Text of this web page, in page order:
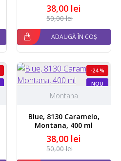
38,00 lei
50,00 lei
ADAUGĂ ÎN COȘ
NOU
-24 %
Montana
Blue, 8130 Caramelo,
Montana, 400 ml
38,00 lei
50,00 lei